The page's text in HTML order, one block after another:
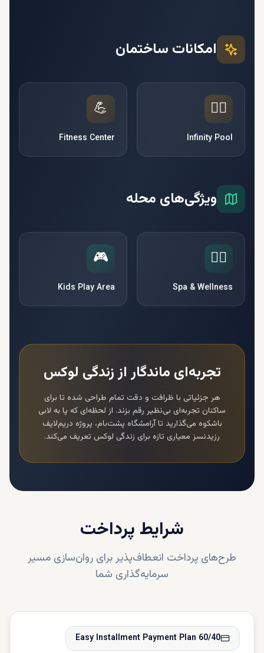
امکانات ساختمان
🏊‍♂️
Infinity Pool
💪
Fitness Center
ویژگی‌های محله
🧘‍♀️
Spa & Wellness
🎮
Kids Play Area
تجربه‌ای ماندگار از زندگی لوکس
هر جزئیاتی با ظرافت و دقت تمام طراحی شده تا برای
ساکنان تجربه‌ای بی‌نظیر رقم بزند. از لحظه‌ای که پا به لابی
باشکوه می‌گذارید تا آرامشگاه پشت‌بام، پروژه دریم‌لایف
رزیدنسز معیاری تازه برای زندگی لوکس تعریف می‌کند.
شرایط پرداخت
طرح‌های پرداخت انعطاف‌پذیر برای روان‌سازی مسیر
سرمایه‌گذاری شما
60/40 Easy Installment Payment Plan